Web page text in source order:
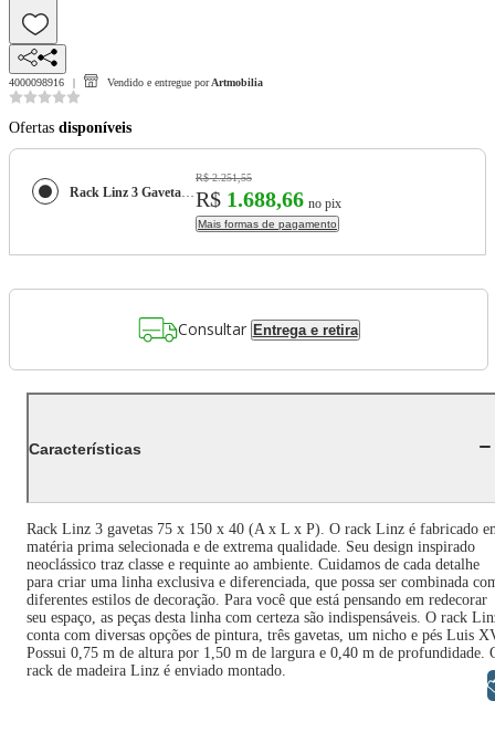
4000098916 Vendido e entregue por Artmobilia
Ofertas disponíveis
Rack Linz 3 Gavetas + Nicho 75 x 150 x 40 (A x L x P) - Cor Cinza Escuro/Imbuia Glazer
R$ 2.251,55
R$ 1.688,66 no pix
Mais formas de pagamento
Consultar Entrega e retira
Características
Rack Linz 3 gavetas 75 x 150 x 40 (A x L x P). O rack Linz é fabricado
matéria prima selecionada e de extrema qualidade. Seu design inspirado
neoclássico traz classe e requinte ao ambiente. Cuidamos de cada detalhe
para criar uma linha exclusiva e diferenciada, que possa ser combinada
diferentes estilos de decoração. Para você que está pensando em redecorar
seu espaço, as peças desta linha com certeza são indispensáveis. O rack
conta com diversas opções de pintura, três gavetas, um nicho e pés Luis
Possui 0,75 m de altura por 1,50 m de largura e 0,40 m de profundidade.
rack de madeira Linz é enviado montado.